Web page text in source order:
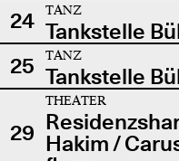
24
TANZ
Tankstelle
25
TANZ
Tankstelle
29
THEATER
Hakim /